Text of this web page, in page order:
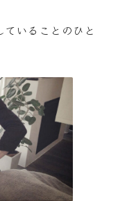
いることのひと